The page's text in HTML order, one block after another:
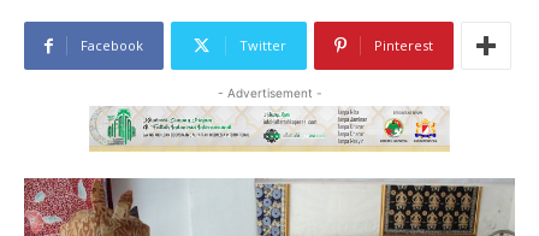
Facebook Twitter Pinterest
- Advertisement -